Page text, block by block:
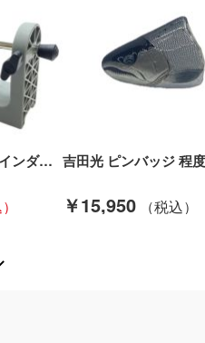
Sky Grey ラインワインダー 程度B Bランク
￥15,950